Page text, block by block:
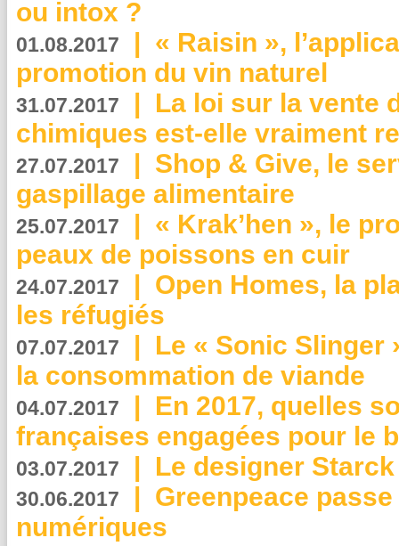
ou intox ?
01.08.2017 | « Raisin »,
promotion du vin naturel
31.07.2017 | La loi sur la vente
chimiques est-elle vraiment
27.07.2017 | Shop & Give, le
gaspillage alimentaire
25.07.2017 | « Krak’hen », le
peaux de poissons en cuir
24.07.2017 | Open Homes, la
les réfugiés
07.07.2017 | Le « Sonic Slinger
la consommation de viande
04.07.2017 | En 2017, quelles
françaises engagées pour le
03.07.2017 | Le designer
30.06.2017 | Greenpeace
numériques